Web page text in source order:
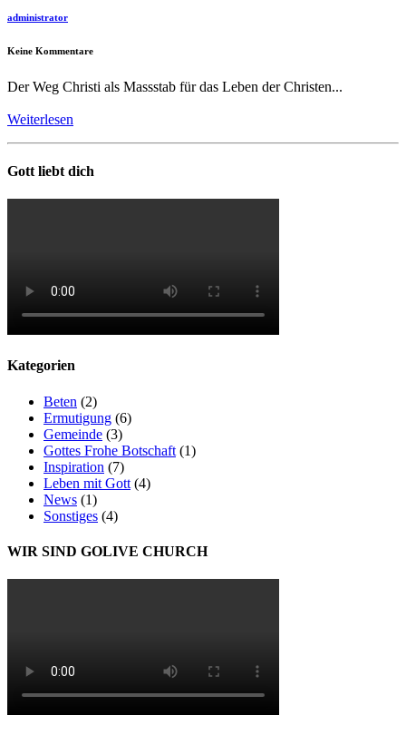
administrator
Keine Kommentare
Der Weg Christi als Massstab für das Leben der Christen...
Weiterlesen
Gott liebt dich
Kategorien
Beten (2)
Ermutigung (6)
Gemeinde (3)
Gottes Frohe Botschaft (1)
Inspiration (7)
Leben mit Gott (4)
News (1)
Sonstiges (4)
WIR SIND GOLIVE CHURCH